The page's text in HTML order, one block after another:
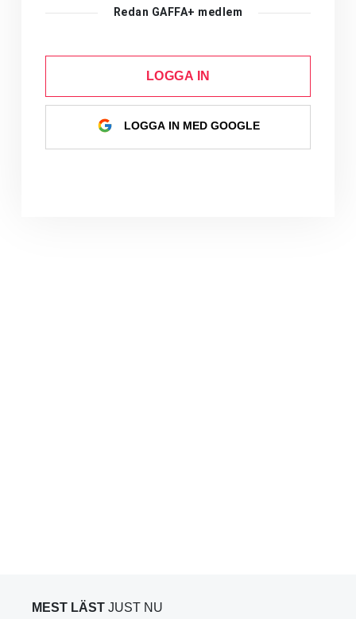
Redan GAFFA+ medlem
LOGGA IN
LOGGA IN MED GOOGLE
MEST LÄST JUST NU